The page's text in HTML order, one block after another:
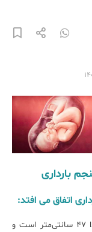
بارداری
اتفاق می افتد:
قد فرزندتان در هفته سی و پنجم بارداری حدودا 47 سانتی‌متر است و